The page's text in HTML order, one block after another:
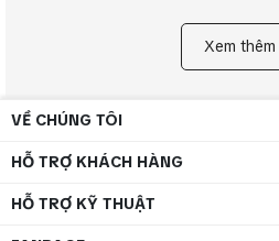
Xem thêm
VỀ CHÚNG TÔI
HỖ TRỢ KHÁCH HÀNG
HỖ TRỢ KỸ THUẬT